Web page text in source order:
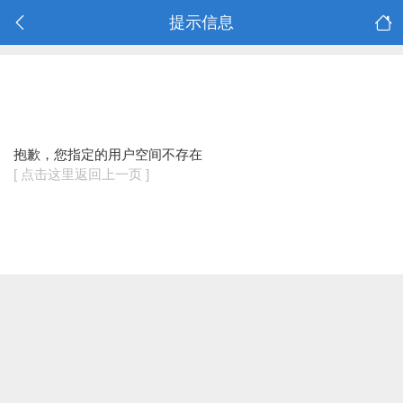
提示信息
抱歉，您指定的用户空间不存在
[ 点击这里返回上一页 ]